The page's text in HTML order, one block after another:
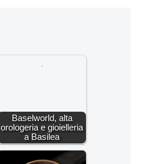
Baselworld, alta
orologeria e gioielleria
a Basilea